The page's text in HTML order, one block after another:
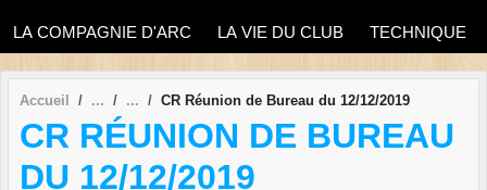
LA COMPAGNIE D'ARC LA VIE DU CLUB TECHNIQUE
Accueil CR Réunion de Bureau du 12/12/2019
CR RÉUNION DE BUREAU
DU 12/12/2019